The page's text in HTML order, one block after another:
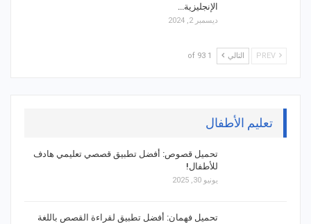
الإنجليزية…
ديسمبر 2, 2024
التالي 1 of 93
تعليم الأطفال
تحميل قصوص: أفضل تطبيق قصصي تعليمي هادف
للأطفال!
يونيو 30, 2025
تحميل فهمان: أفضل تطبيق لقراءة القصص باللغة